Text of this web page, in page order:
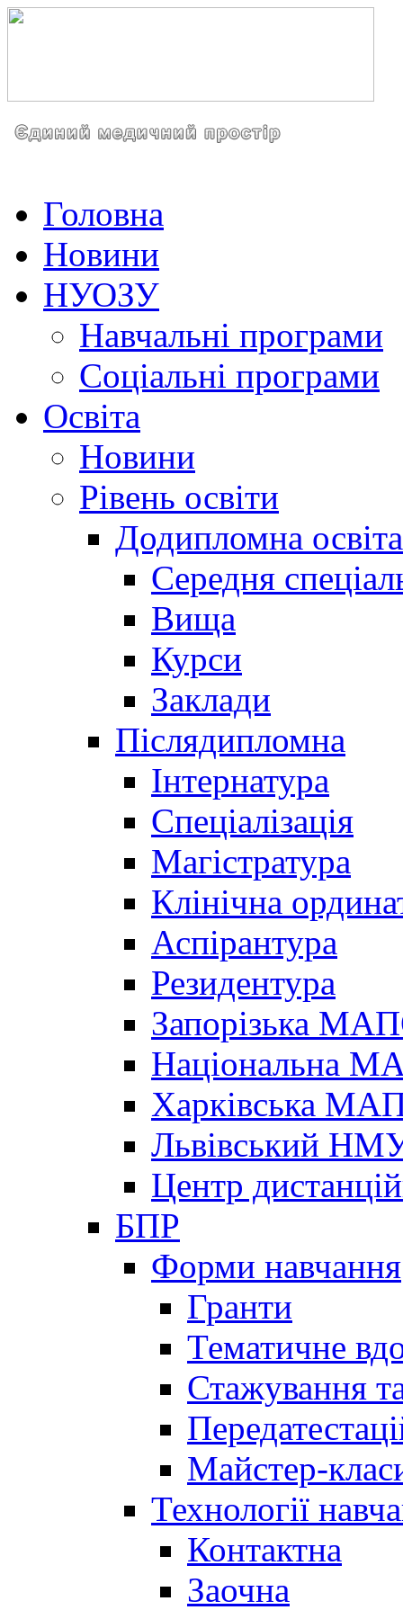
Головна
Новини
НУОЗУ
Навчальні програми
Соціальні програми
Освіта
Новини
Рівень освіти
Додипломна освіта
Середня
Вища
Курси
Заклади
Післядипломна
Інтернатура
Спеціалізація
Магістратура
Клінічна
Аспірантура
Резидентура
Запорізька
Національна
Харківська
Львівський
Центр
БПР
Форми навчання
Гранти
Тематичне
Стажування
Майстер-
Технології
Контактна
Заочна